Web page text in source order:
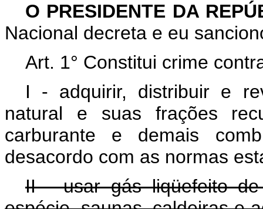
O PRESIDENTE DA
Nacional decreta e eu
Art. 1° Constitui crime
I - adquirir, distribuir e
natural e suas frações
carburante e demais
desacordo com as normas
II - usar gás liqüefeito